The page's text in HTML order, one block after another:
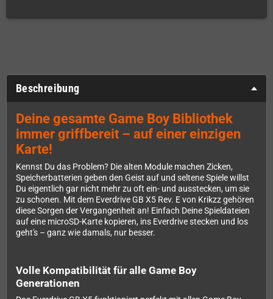
Beschreibung
Deine gesamte Game Boy Bibliothek
immer griffbereit – auf einer einzigen
Karte!
Kennst Du das Problem? Die alten Module machen Zicken,
Speicherbatterien geben den Geist auf und seltene Spiele willst
Du eigentlich gar nicht mehr zu oft ein- und ausstecken, um sie
zu schonen. Mit dem Everdrive GB X5 Rev. E von Krikzz gehören
diese Sorgen der Vergangenheit an! Einfach Deine Spieldateien
auf eine microSD-Karte kopieren, ins Everdrive stecken und los
geht's – ganz wie damals, nur besser.
Volle Kompatibilität für alle Game Boy
Generationen